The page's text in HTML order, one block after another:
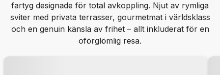
fartyg designade för total avkoppling. Njut av rymliga
sviter med privata terrasser, gourmetmat i världsklass
och en genuin känsla av frihet – allt inkluderat för en
oförglömlig resa.